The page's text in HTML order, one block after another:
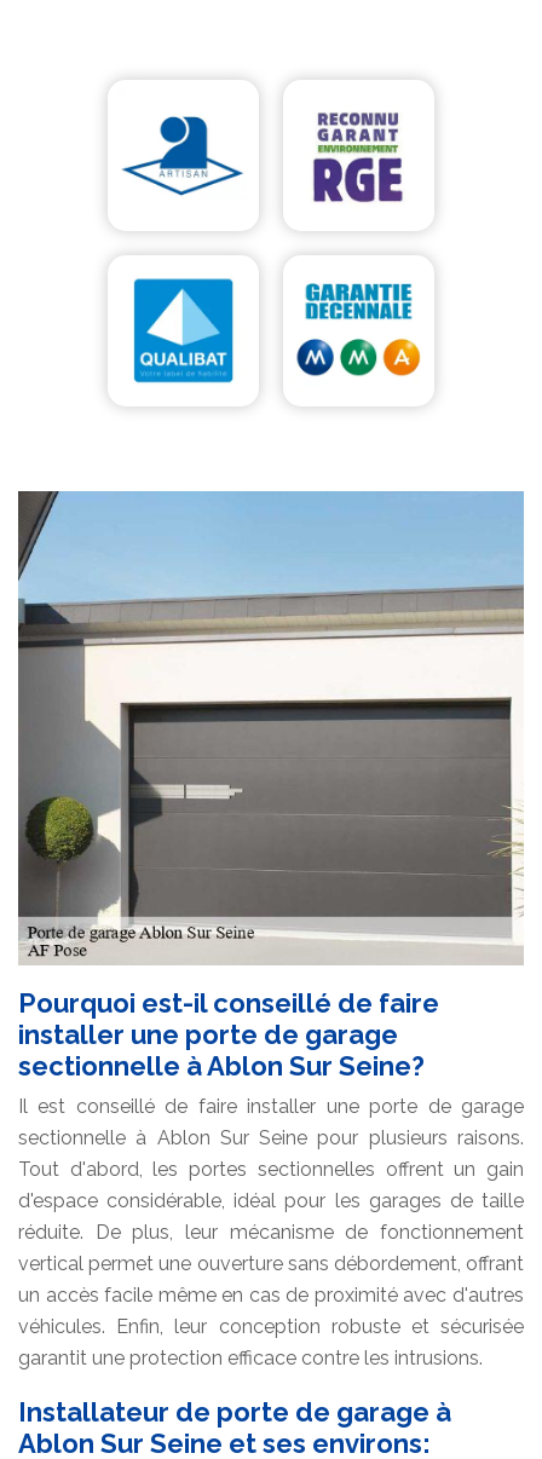
Pourquoi est-il conseillé de faire
installer une porte de garage
sectionnelle à Ablon Sur Seine?
Il est conseillé de faire installer une porte de garage
sectionnelle à Ablon Sur Seine pour plusieurs raisons.
Tout d'abord, les portes sectionnelles offrent un gain
d'espace considérable, idéal pour les garages de taille
réduite. De plus, leur mécanisme de fonctionnement
vertical permet une ouverture sans débordement, offrant
un accès facile même en cas de proximité avec d'autres
véhicules. Enfin, leur conception robuste et sécurisée
garantit une protection efficace contre les intrusions.
Installateur de porte de garage à
Ablon Sur Seine et ses environs: